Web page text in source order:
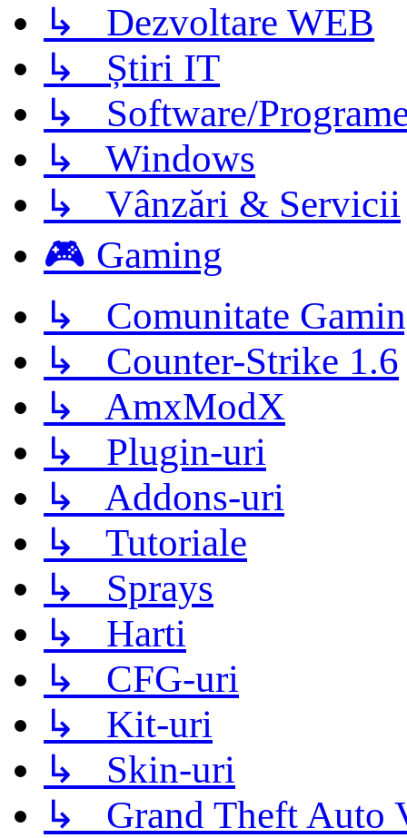
↳ Dezvoltare WEB
↳ Știri IT
↳ Software/
↳ Windows
↳ Vânzări & Servicii
🎮 Gaming
↳ Comunitate
↳ Counter-Strike 1.6
↳ AmxModX
↳ Plugin-uri
↳ Addons-uri
↳ Tutoriale
↳ Sprays
↳ Harti
↳ CFG-uri
↳ Kit-uri
↳ Skin-uri
↳ Grand Theft Auto